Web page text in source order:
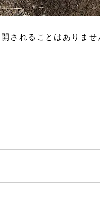
されることはありませ